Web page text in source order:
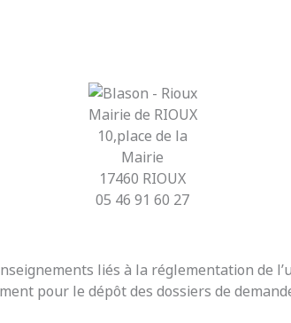
Mairie de RIOUX
10,place de la
Mairie
17460 RIOUX
05 46 91 60 27
liés à la réglementation de
pour le dépôt des dossiers de